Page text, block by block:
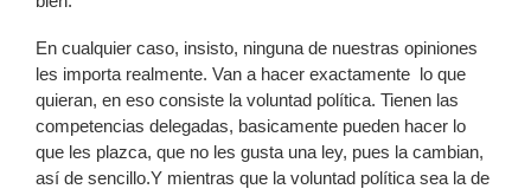
En cualquier caso, insisto, ninguna de nuestras opiniones
les importa realmente. Van a hacer exactamente lo que
quieran, en eso consiste la voluntad política. Tienen las
competencias delegadas, basicamente pueden hacer lo
que les plazca, que no les gusta una ley, pues la cambian,
así de sencillo.Y mientras que la voluntad política sea la de